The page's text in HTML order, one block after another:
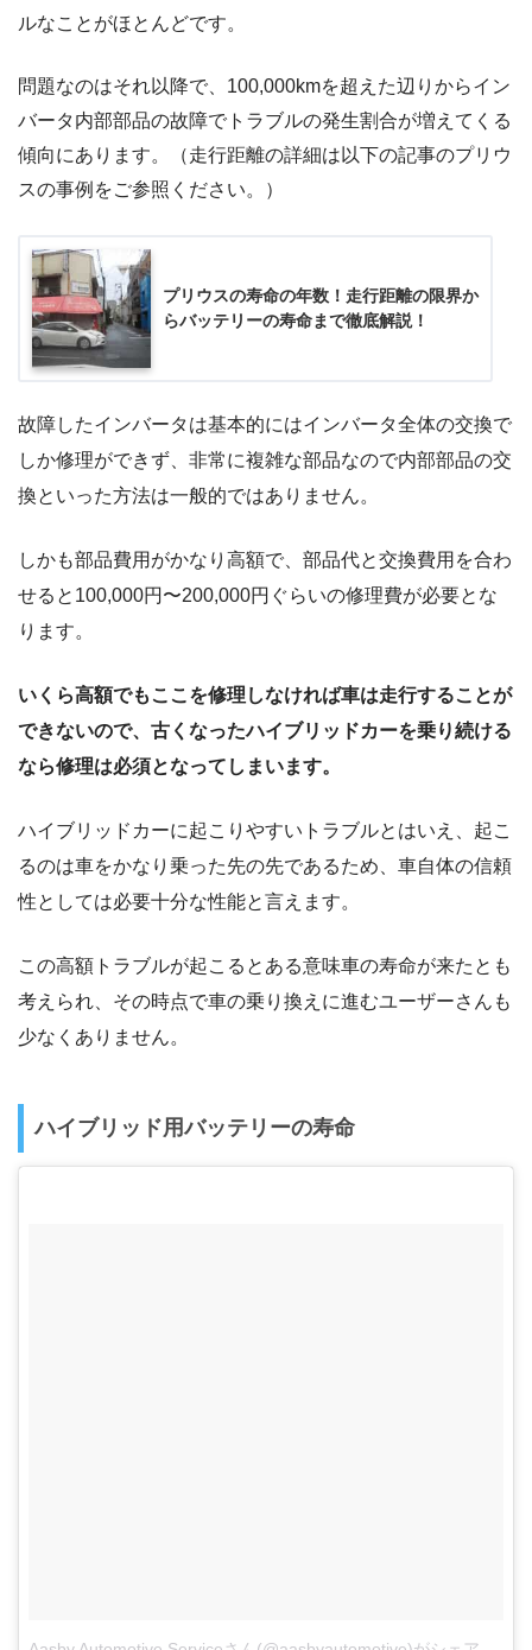
ルなことがほとんどです。
問題なのはそれ以降で、100,000kmを超えた辺りからイン
バータ内部部品の故障でトラブルの発生割合が増えてくる
傾向にあります。（走行距離の詳細は以下の記事のプリウ
スの事例をご参照ください。）
プリウスの寿命の年数！走行距離の限界か
らバッテリーの寿命まで徹底解説！
故障したインバータは基本的にはインバータ全体の交換で
しか修理ができず、非常に複雑な部品なので内部部品の交
換といった方法は一般的ではありません。
しかも部品費用がかなり高額で、部品代と交換費用を合わ
せると100,000円〜200,000円ぐらいの修理費が必要とな
ります。
いくら高額でもここを修理しなければ車は走行することが
できないので、古くなったハイブリッドカーを乗り続ける
なら修理は必須となってしまいます。
ハイブリッドカーに起こりやすいトラブルとはいえ、起こ
るのは車をかなり乗った先の先であるため、車自体の信頼
性としては必要十分な性能と言えます。
この高額トラブルが起こるとある意味車の寿命が来たとも
考えられ、その時点で車の乗り換えに進むユーザーさんも
少なくありません。
ハイブリッド用バッテリーの寿命